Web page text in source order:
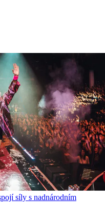
síly s nadnárodním